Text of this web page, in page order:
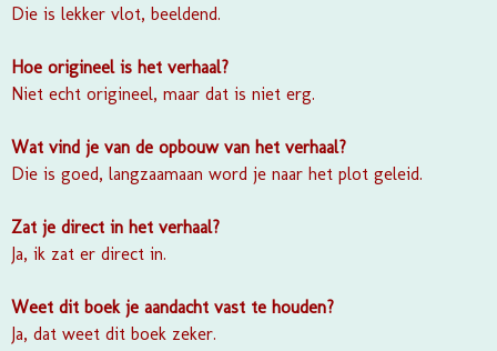
Die is lekker vlot, beeldend.
Hoe origineel is het verhaal?
Niet echt origineel, maar dat is niet erg.
Wat vind je van de opbouw van het verhaal?
Die is goed, langzaamaan word je naar het plot geleid.
Zat je direct in het verhaal?
Ja, ik zat er direct in.
Weet dit boek je aandacht vast te houden?
Ja, dat weet dit boek zeker.